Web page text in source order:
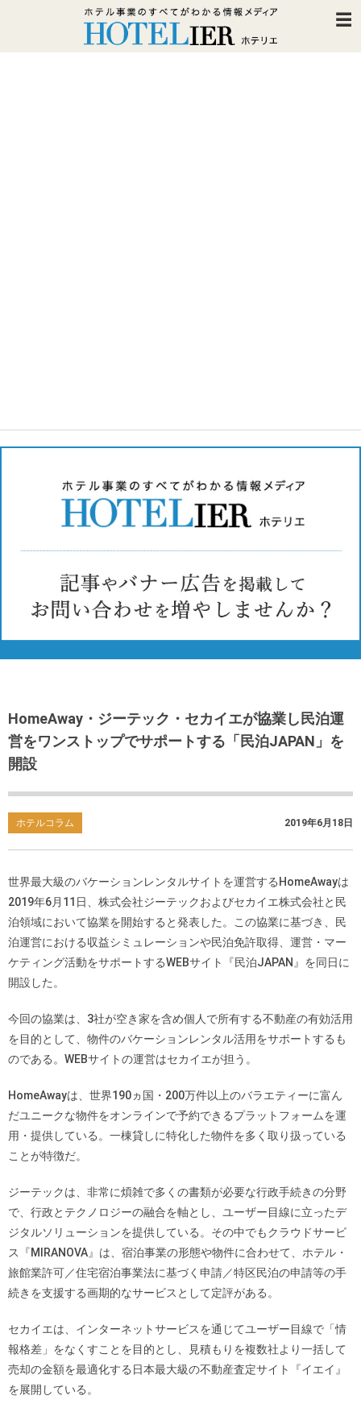
HomeAway・ジーテック・セカイエが協業し民泊運
営をワンストップでサポートする「民泊JAPAN」を
開設
ホテルコラム 2019年6月18日
世界最大級のバケーションレンタルサイトを運営するHomeAwayは
2019年6月11日、株式会社ジーテックおよびセカイエ株式会社と民
泊領域において協業を開始すると発表した。この協業に基づき、民
泊運営における収益シミュレーションや民泊免許取得、運営・マー
ケティング活動をサポートするWEBサイト『民泊JAPAN』を同日に
開設した。
今回の協業は、3社が空き家を含め個人で所有する不動産の有効活用
を目的として、物件のバケーションレンタル活用をサポートするも
のである。WEBサイトの運営はセカイエが担う。
HomeAwayは、世界190ヵ国・200万件以上のバラエティーに富ん
だユニークな物件をオンラインで予約できるプラットフォームを運
用・提供している。一棟貸しに特化した物件を多く取り扱っている
ことが特徴だ。
ジーテックは、非常に煩雑で多くの書類が必要な行政手続きの分野
で、行政とテクノロジーの融合を軸とし、ユーザー目線に立ったデ
ジタルソリューションを提供している。その中でもクラウドサービ
ス『MIRANOVA』は、宿泊事業の形態や物件に合わせて、ホテル・
旅館業許可／住宅宿泊事業法に基づく申請／特区民泊の申請等の手
続きを支援する画期的なサービスとして定評がある。
セカイエは、インターネットサービスを通じてユーザー目線で「情
報格差」をなくすことを目的とし、見積もりを複数社より一括して
売却の金額を最適化する日本最大級の不動産査定サイト『イエイ』
を展開している。